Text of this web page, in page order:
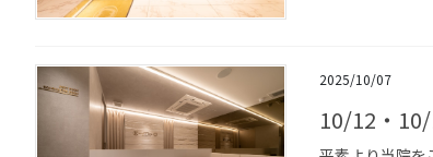
2025/10/07
10/12・